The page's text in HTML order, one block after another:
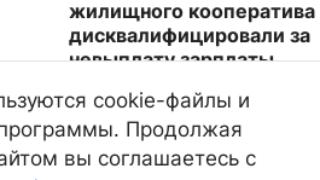
жилищного кооператива
дисквалифицировали за
невыплату зарплаты
1449
cookie-файлы и
Продолжая
вы соглашаетесь с